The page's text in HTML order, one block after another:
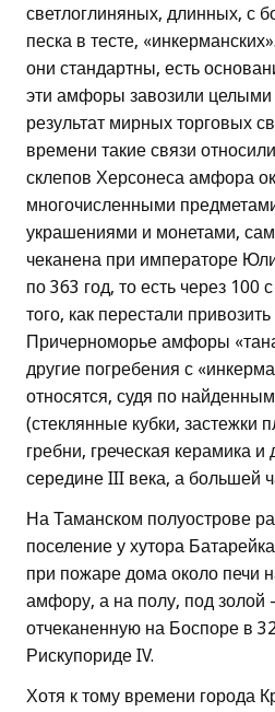
светлоглиняных, длинных, с
песка в тесте,
они стандартны, есть
эти амфоры завозили целыми
результат мирных торговых
времени такие связи
склепов Херсонеса амфора
многочисленными
украшениями и монетами,
чеканена при императоре
по 363 год, то есть через 100
того, как перестали
Причерноморье амфоры
другие погребения с
относятся, судя по
(стеклянные кубки, застежки
гребни, греческая керамика
середине III века, а большей
На Таманском полуострове
поселение у хутора
при пожаре дома около печи
амфору, а на полу, под
отчеканенную на Боспоре в
Рискупориде IV.
Хотя к тому времени города